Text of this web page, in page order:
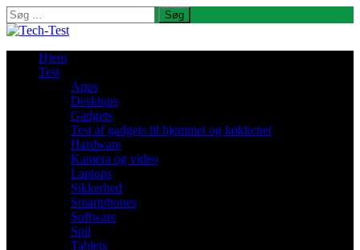
Søg
efter:
Hjem
Test
Apps
Desktops
Gadgets
Test af gadgets til hjemmet og køkkenet
Hardware
Kamera og video
Laptops
Sikkerhed
Smartphones
Software
Spil
Tablets